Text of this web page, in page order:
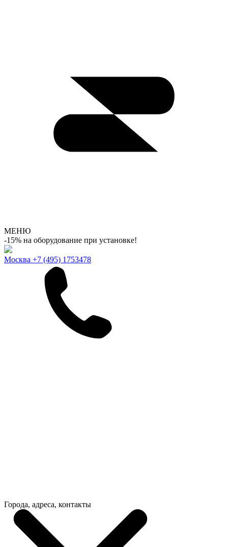
МЕНЮ
-15% на оборудование при установке!
Москва +7 (495) 1753478
Города, адреса, контакты